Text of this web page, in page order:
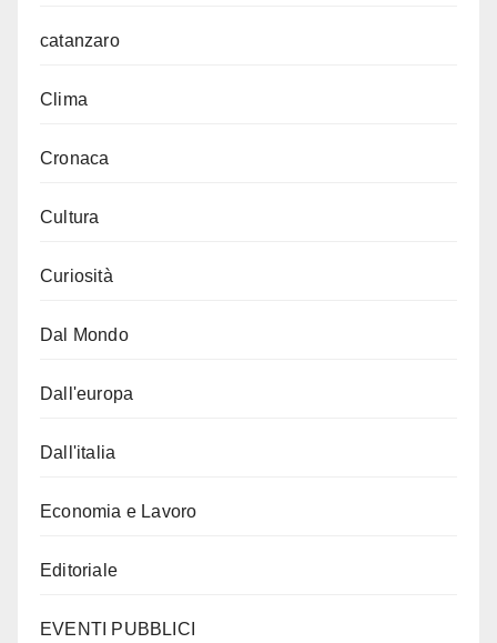
catanzaro
Clima
Cronaca
Cultura
Curiosità
Dal Mondo
Dall'europa
Dall'italia
Economia e Lavoro
Editoriale
EVENTI PUBBLICI